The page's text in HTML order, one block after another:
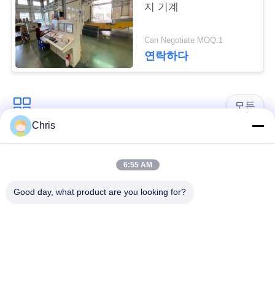
용
문
을
구
하
요
지 기계
Can Negotiate MOQ:1
연락하다
모든
비 부직물 산업용 롤러
패널
산업용 벨트
Chris
6:55 AM
Good day, what product are you looking for?